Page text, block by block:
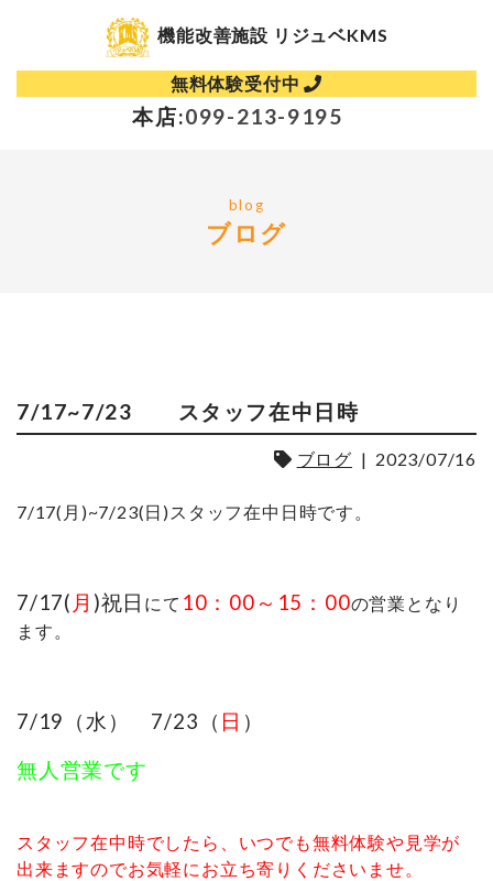
機能改善施設 リジュベKMS
無料体験受付中
本店:099-213-9195
blog
ブログ
7/17~7/23 スタッフ在中日時
ブログ | 2023/07/16
7/17(月)~7/23(日)スタッフ在中日時です。
7/17( 月 )祝日 にて 10：00～15：00の営業となり
ます。
7/19（水） 7/23（ 日 ）
無人営業です
スタッフ在中時でしたら、いつでも無料体験や見学が
出来ますのでお気軽にお立ち寄りくださいませ。